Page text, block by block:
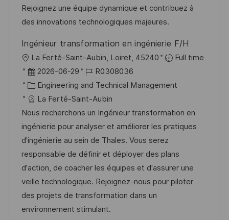
e
r
e
r
ö
f
f
e
n
t
l
i
c
h
u
o
r
e
Rejoignez une équipe dynamique et contribuez à
des innovations technologiques majeures.
Ingénieur transformation en ingénierie F/H
O
r
t
La Ferté-Saint-Aubin, Loiret, 45240
Full time
D
a
t
u
m
d
e
r
V
e
r
2026-06-29
J
o
b
-
I
D
R0308036
K
a
t
e
g
o
r
i
e
Engineering and Technical Management
La Ferté-Saint-Aubin
Nous recherchons un Ingénieur transformation en
ingénierie pour analyser et améliorer les pratiques
d'ingénierie au sein de Thales. Vous serez
responsable de définir et déployer des plans
d'action, de coacher les équipes et d'assurer une
veille technologique. Rejoignez-nous pour piloter
des projets de transformation dans un
environnement stimulant.